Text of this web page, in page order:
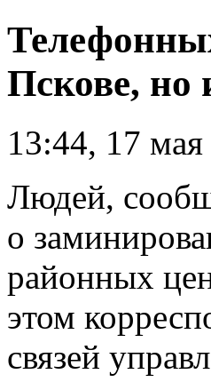
Пскове, но
13:44, 17
Людей,
о
районных
этом
связей